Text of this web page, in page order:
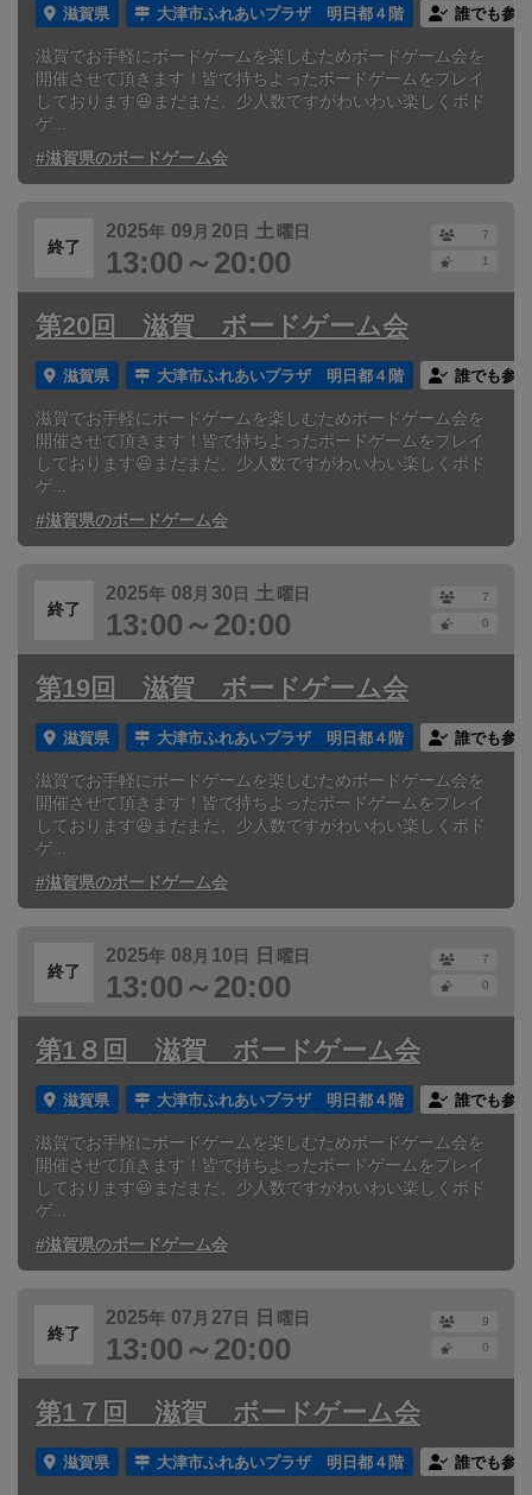
滋賀県 大津市ふれあいプラザ 明日都４階 誰でも参加
滋賀でお手軽にボードゲームを楽しむためボードゲーム会を
開催させて頂きます！皆で持ちよったボードゲームをプレイ
しております😆まだまだ、少人数ですがわいわい楽しくボド
ゲ...
#滋賀県のボードゲーム会
終了
2025年 09 月 20 日 土 曜日
13:00～20:00
7
1
第20回 滋賀 ボードゲーム会
滋賀県 大津市ふれあいプラザ 明日都４階 誰でも参加
滋賀でお手軽にボードゲームを楽しむためボードゲーム会を
開催させて頂きます！皆で持ちよったボードゲームをプレイ
しております😆まだまだ、少人数ですがわいわい楽しくボド
ゲ...
#滋賀県のボードゲーム会
終了
2025年 08 月 30 日 土 曜日
13:00～20:00
7
0
第19回 滋賀 ボードゲーム会
滋賀県 大津市ふれあいプラザ 明日都４階 誰でも参加
滋賀でお手軽にボードゲームを楽しむためボードゲーム会を
開催させて頂きます！皆で持ちよったボードゲームをプレイ
しております😆まだまだ、少人数ですがわいわい楽しくボド
ゲ...
#滋賀県のボードゲーム会
終了
2025年 08 月 10 日 日 曜日
13:00～20:00
7
0
第1８回 滋賀 ボードゲーム会
滋賀県 大津市ふれあいプラザ 明日都４階 誰でも参加
滋賀でお手軽にボードゲームを楽しむためボードゲーム会を
開催させて頂きます！皆で持ちよったボードゲームをプレイ
しております😆まだまだ、少人数ですがわいわい楽しくボド
ゲ...
#滋賀県のボードゲーム会
終了
2025年 07 月 27 日 日 曜日
13:00～20:00
9
0
第1７回 滋賀 ボードゲーム会
滋賀県 大津市ふれあいプラザ 明日都４階 誰でも参加